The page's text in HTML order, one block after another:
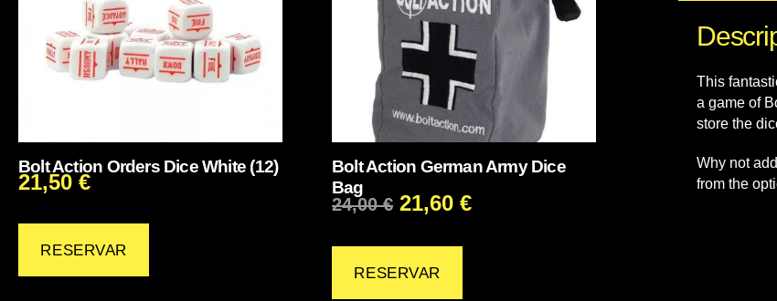
Bolt Action Orders Dice White (12)
21,50 €
RESERVAR
Bolt Action German Army Dice
Bag
24,00€ 21,60 €
RESERVAR
This
a game of
store the
Why not
from the